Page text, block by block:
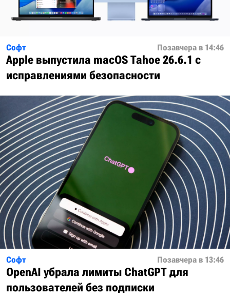
Софт Позавчера в 14:46
Apple выпустила macOS Tahoe 26.6.1 с
исправлениями безопасности
Софт Позавчера в 13:46
OpenAI убрала лимиты ChatGPT для
пользователей без подписки